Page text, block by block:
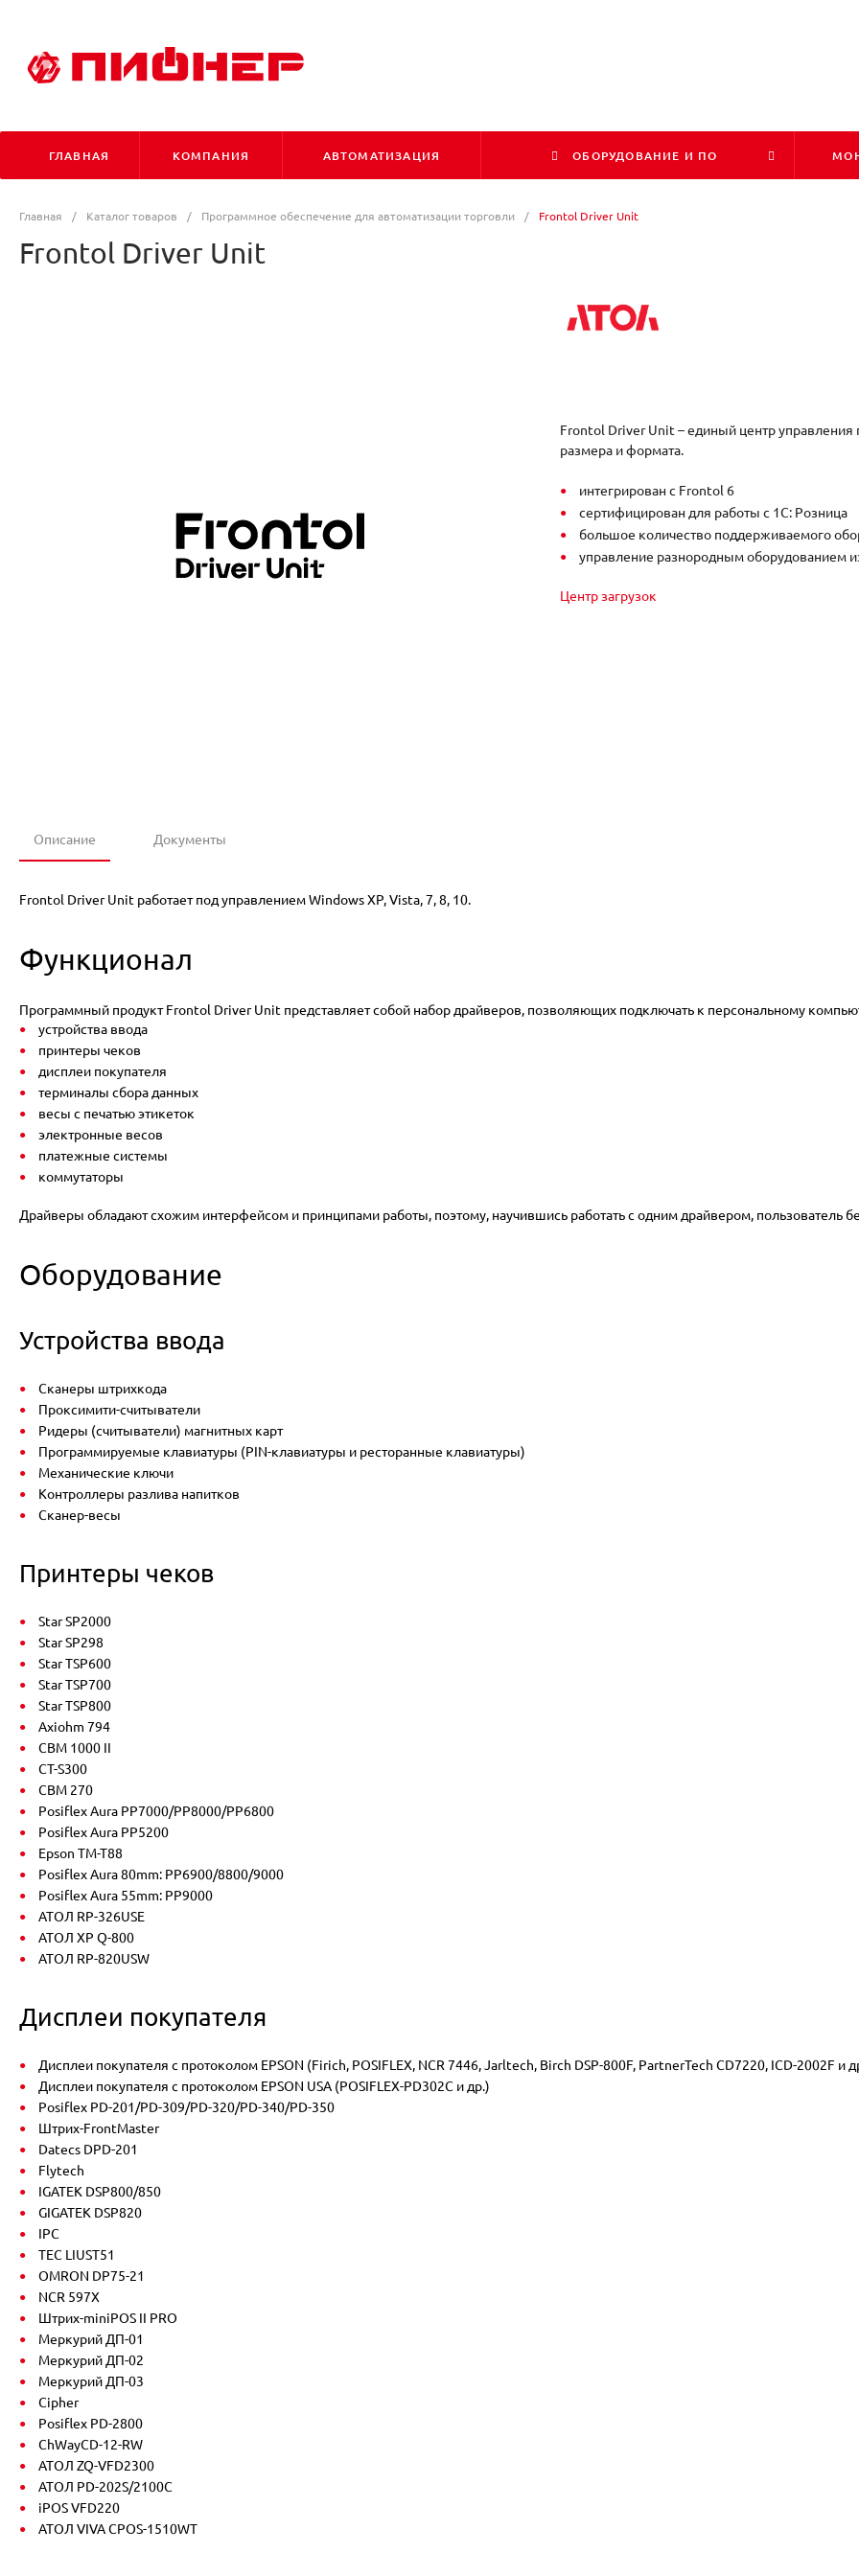
ГЛАВНАЯ КОМПАНИЯ АВТОМАТИЗАЦИЯ ОБОРУДОВАНИЕ И ПО
Главная / Каталог товаров / Программное обеспечение для автоматизации торговли / Frontol Driver Unit
Frontol Driver Unit
Frontol Driver Unit – единый центр
размера и формата.
интегрирован с Frontol 6
сертифицирован для работы с 1С: Розница
большое количество поддерживаемого
управление разнородным оборудованием
Центр загрузок
Описание Документы
Frontol Driver Unit работает под управлением Windows XP, Vista, 7, 8, 10.
Функционал
Программный продукт Frontol Driver Unit представляет собой набор драйверов, позволяющих подключать к персональному
устройства ввода
принтеры чеков
дисплеи покупателя
терминалы сбора данных
весы с печатью этикеток
электронные весов
платежные системы
коммутаторы
Драйверы обладают схожим интерфейсом и принципами работы, поэтому, научившись работать с одним драйвером, пользователь
Оборудование
Устройства ввода
Сканеры штрихкода
Проксимити-считыватели
Ридеры (считыватели) магнитных карт
Программируемые клавиатуры (PIN-клавиатуры и ресторанные клавиатуры)
Механические ключи
Контроллеры разлива напитков
Сканер-весы
Принтеры чеков
Star SP2000
Star SP298
Star TSP600
Star TSP700
Star TSP800
Axiohm 794
CBM 1000 II
CT-S300
CBM 270
Posiflex Aura PP7000/PP8000/PP6800
Posiflex Aura PP5200
Epson TM-T88
Posiflex Aura 80mm: PP6900/8800/9000
Posiflex Aura 55mm: PP9000
АТОЛ RP-326USE
АТОЛ XP Q-800
АТОЛ RP-820USW
Дисплеи покупателя
Дисплеи покупателя с протоколом EPSON (Firich, POSIFLEX, NCR 7446, Jarltech, Birch DSP-800F, PartnerTech CD7220, ICD-2002F и
Дисплеи покупателя с протоколом EPSON USA (POSIFLEX-PD302C и др.)
Posiflex PD-201/PD-309/PD-320/PD-340/PD-350
Штрих-FrontMaster
Datecs DPD-201
Flytech
IGATEK DSP800/850
GIGATEK DSP820
IPC
TEC LIUST51
OMRON DP75-21
NCR 597X
Штрих-miniPOS II PRO
Меркурий ДП-01
Меркурий ДП-02
Меркурий ДП-03
Cipher
Posiflex PD-2800
ChWayCD-12-RW
АТОЛ ZQ-VFD2300
АТОЛ PD-202S/2100C
iPOS VFD220
АТОЛ VIVA CPOS-1510WT